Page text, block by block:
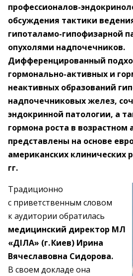
профессионалов-
обсуждения тактики
гипоталамо-гипофизарной
опухолями надпочечников.
Дифференцированный
гормонально-активных и
неактивных образований
надпочечниковых желез,
эндокринной патологии, а
гормона роста в возрастном
представлены на основе
американских клинических
гг.
Традиционно
с приветственным словом
к аудитории обратилась
медицинский директор МЛ
«ДІЛА» (г. Киев) Ирина
Вячеславовна Сидорова.
В своем докладе она